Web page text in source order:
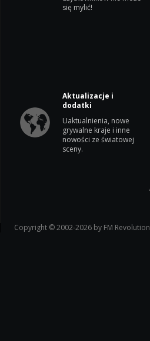
się mylić!
Aktualizacje i
dodatki
Uaktualnienia, nowe
grywalne kraje i inne
nowości ze światowej
sceny.
Copyright © 2002-2026 by FM Revolution